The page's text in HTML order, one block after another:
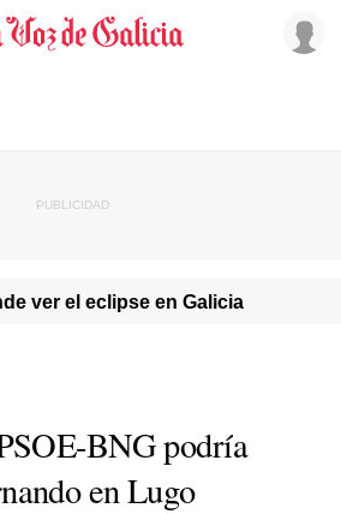
ver el eclipse en Galicia
BNG podría
en Lugo